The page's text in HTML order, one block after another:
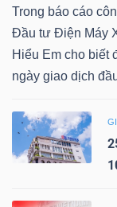
Trong báo cáo
Đầu tư Điện Máy
Hiểu Em cho biết
ngày giao dịch